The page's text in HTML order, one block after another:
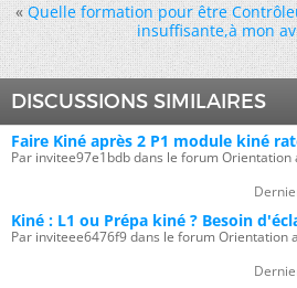
« Quelle formation pour être
insuffisante,à mon
DISCUSSIONS SIMILAIRES
Faire Kiné après 2 P1 module kiné
Par invitee97e1bdb dans le forum Orientation
Kiné : L1 ou Prépa kiné ? Besoin
Par inviteee6476f9 dans le forum Orientation